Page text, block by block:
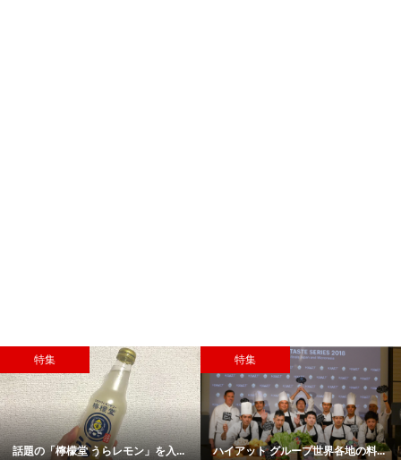
地の料...
特集
連日大人気！ #013 QUEEN IN THE
PR
無料体験レッスン有